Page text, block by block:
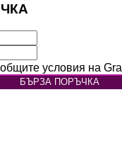
условия на
БЪРЗА ПОРЪЧКА